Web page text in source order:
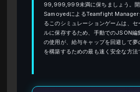
99,999,999未満に保ちましょう。開
SamoyedによるTeamfight Manager
るこのシミュレーションゲームは、セ
ルに保存するため、手動でのJSON編
の使用が、給与キャップを回避して夢
を構築するための最も速く安全な方法